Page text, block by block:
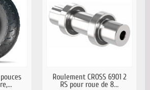
EN STOCK
Roulement CROSS 6901 2
RS pour roue de 8...